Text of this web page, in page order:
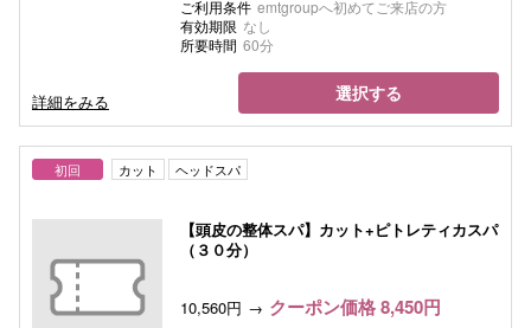
ご利用条件 emtgroupへ初めてご来店の方
有効期限 なし
所要時間 60分
詳細をみる 選択する
初回 カット ヘッドスパ
【頭皮の整体スパ】カット+ピトレティカスパ
（３０分）
10,560円 クーポン価格 8,450円